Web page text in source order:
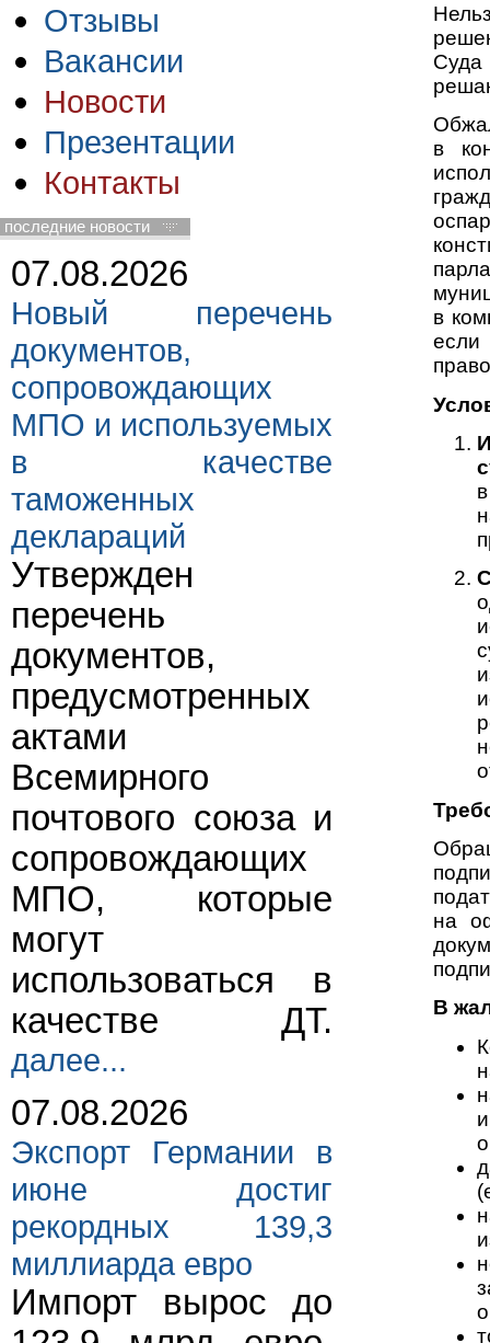
Отзывы
Вакансии
Новости
Презентации
Контакты
последние новости
07.08.2026
Новый перечень
документов,
сопровождающих
МПО и используемых
в качестве
таможенных
деклараций
Утвержден
перечень
документов,
предусмотренных
актами
Всемирного
почтового союза и
сопровождающих
МПО, которые
могут
использоваться в
качестве ДТ.
далее...
07.08.2026
Экспорт Германии в
июне достиг
рекордных 139,3
миллиарда евро
Импорт вырос до
в
в
на
В